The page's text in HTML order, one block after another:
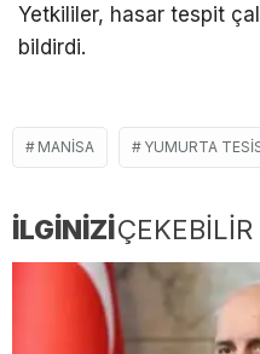
Yetkililer, hasar tespit
bildirdi.
MANISA YUMURTA
İLGİNİZİÇEKEBİLİR